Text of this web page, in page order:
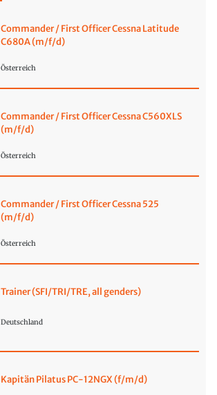
Commander / First Officer Cessna Latitude
C680A (m/f/d)
Österreich
Commander / First Officer Cessna C560XLS
(m/f/d)
Österreich
Commander / First Officer Cessna 525
(m/f/d)
Österreich
Trainer (SFI/TRI/TRE, all genders)
Deutschland
Kapitän Pilatus PC-12NGX (f/m/d)